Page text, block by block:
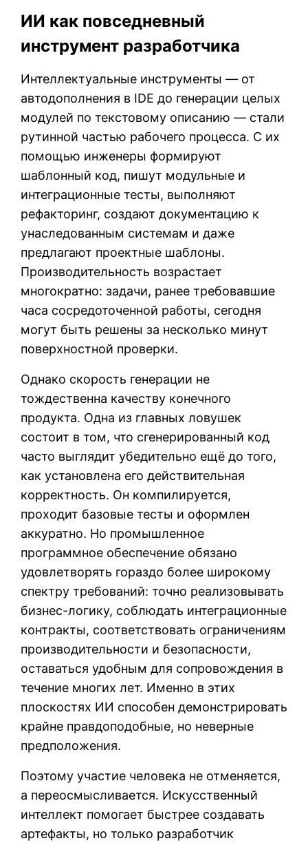
ИИ как повседневный
инструмент разработчика
Интеллектуальные инструменты — от
автодополнения в IDE до генерации целых
модулей по текстовому описанию — стали
рутинной частью рабочего процесса. С их
помощью инженеры формируют
шаблонный код, пишут модульные и
интеграционные тесты, выполняют
рефакторинг, создают документацию к
унаследованным системам и даже
предлагают проектные шаблоны.
Производительность возрастает
многократно: задачи, ранее требовавшие
часа сосредоточенной работы, сегодня
могут быть решены за несколько минут
поверхностной проверки.
Однако скорость генерации не
тождественна качеству конечного
продукта. Одна из главных ловушек
состоит в том, что сгенерированный код
часто выглядит убедительно ещё до того,
как установлена его действительная
корректность. Он компилируется,
проходит базовые тесты и оформлен
аккуратно. Но промышленное
программное обеспечение обязано
удовлетворять гораздо более широкому
спектру требований: точно реализовывать
бизнес-логику, соблюдать интеграционные
контракты, соответствовать ограничениям
производительности и безопасности,
оставаться удобным для сопровождения в
течение многих лет. Именно в этих
плоскостях ИИ способен демонстрировать
крайне правдоподобные, но неверные
предположения.
Поэтому участие человека не отменяется,
а переосмысливается. Искусственный
интеллект помогает быстрее создавать
артефакты, но только разработчик